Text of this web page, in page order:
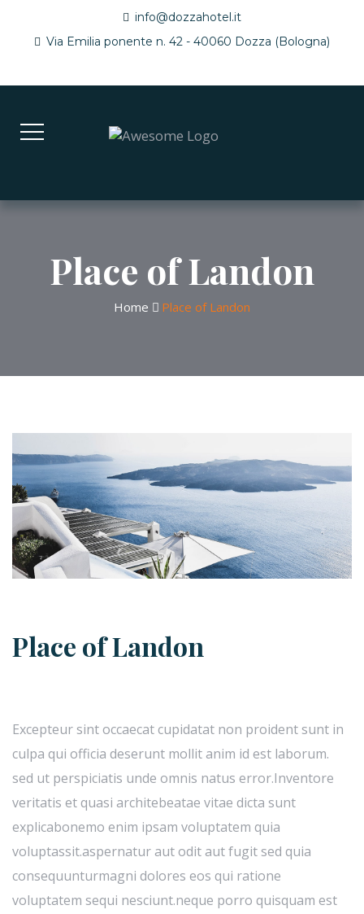
info@dozzahotel.it
Via Emilia ponente n. 42 - 40060 Dozza (Bologna)
Place of Landon
Home Place of Landon
Place of Landon
Excepteur sint occaecat cupidatat non proident sunt in
culpa qui officia deserunt mollit anim id est laborum.
sed ut perspiciatis unde omnis natus error.Inventore
veritatis et quasi architebeatae vitae dicta sunt
explicabonemo enim ipsam voluptatem quia
voluptassit.aspernatur aut odit aut fugit sed quia
consequunturmagni dolores eos qui ratione
voluptatem sequi nesciunt.neque porro quisquam est